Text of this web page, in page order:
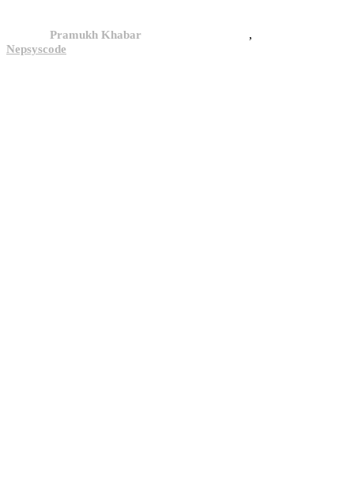
Pramukh Khabar, All rights reserved. ,
Nepsyscode